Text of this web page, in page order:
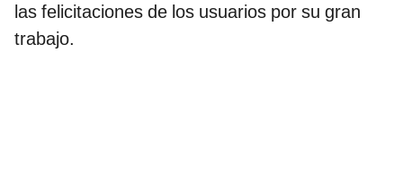
las felicitaciones de los usuarios por su gran
trabajo.